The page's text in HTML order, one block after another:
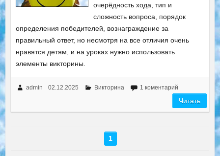
очерёдность хода, тип и
сложность вопроса, порядок
определения победителей, вознаграждение за
правильный ответ, но несмотря на все отличия очень
нравятся детям, и на уроках нужно использовать
элементы викторины.
admin 02.12.2025 Викторина 1 коментарий
Читать
1